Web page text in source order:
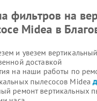
фильтров на
Midea в
и увезем
доставкой
на наши работы по
пылесосов Midea
ремонт вертикальных